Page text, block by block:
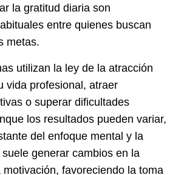
la gratitud diaria son
entre quienes buscan
metas.
utilizan la ley de la atracción
vida profesional, atraer
o superar dificultades
los resultados pueden variar,
del enfoque mental y la
generar cambios en la
motivación, favoreciendo la toma